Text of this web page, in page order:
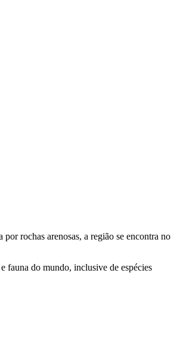
rochas arenosas, a região se encontra no
fauna do mundo, inclusive de espécies